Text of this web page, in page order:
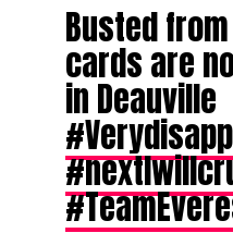
Busted
cards are
in Deauville